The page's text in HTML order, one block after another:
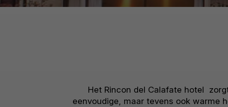
Het Rincon del Calafate hotel
eenvoudige, maar tevens ook warme